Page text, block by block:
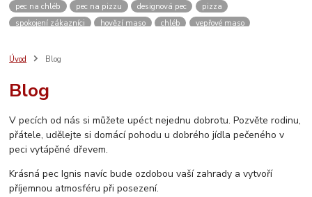
pec na chléb
pec na pizzu designová pec
pizza
spokojení zákazníci
hovězí maso chléb
vepřové maso
vánoce
kvásek
pikantní
video
měření teploty návod
návod na sestavení pece
jak sestavit pec
vlastnosti pece stavebnice
inspirace
vánoční výstava
Úvod Blog
Blog
V pecích od nás si můžete upéct nejednu dobrotu. Pozvěte rodinu,
přátele, udělejte si domácí pohodu u dobrého jídla pečeného v
peci vytápěné dřevem.
Krásná pec Ignis navíc bude ozdobou vaší zahrady a vytvoří
příjemnou atmosféru při posezení.